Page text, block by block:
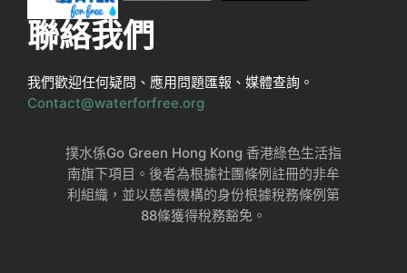
聯絡我們
我們歡迎任何疑問、應用問題匯報、媒體查詢。
Contact@waterforfree.org
撲水係Go Green Hong Kong 香港綠色生活指
南旗下項目。後者為根據社團條例註冊的非牟
利組織，並以慈善機構的身份根據稅務條例第
88條獲得稅務豁免。